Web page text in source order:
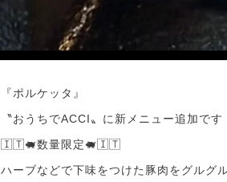
『ポルケッタ』
〝おうちでACCI〟に新メニュー追加です
🇮🇹🐖数量限定🐖🇮🇹
ハーブなどで下味をつけた豚肉をグルグ